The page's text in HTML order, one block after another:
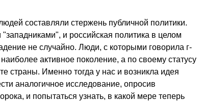
составляли стержень публичной политики.
и российская политика в целом
не случайно. Люди, с которыми говорила г-
активное поколение, а по своему статусу
страны. Именно тогда у нас и возникла идея
аналогичное исследование, опросив
и попытаться узнать, в какой мере теперь